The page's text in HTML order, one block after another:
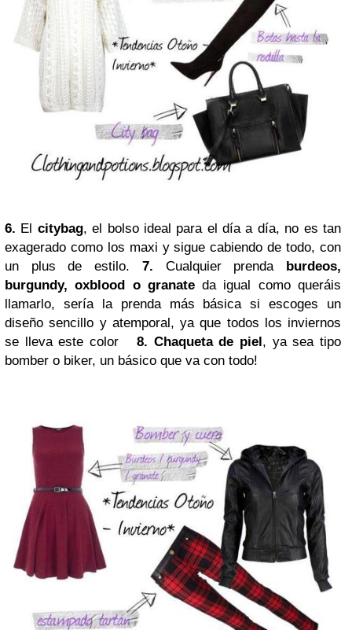
6. El citybag, el bolso ideal para el día a día, no es tan
exagerado como los maxi y sigue cabiendo de todo, con
un plus de estilo.
7. Cualquier prenda
burdeos,
burgundy, oxblood o granateda igual como queráis
llamarlo, sería la prenda más básica si escoges un
diseño sencillo y atemporal, ya que todos los inviernos
se lleva este color
8. Chaqueta de piel , ya sea tipo
bomber o biker, un básico que va con todo!